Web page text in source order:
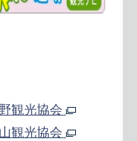
観光協会
観光協会